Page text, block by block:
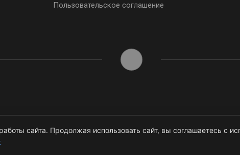
Пользовательское соглашение
сайта. Продолжая использовать сайт, вы соглашаетесь с